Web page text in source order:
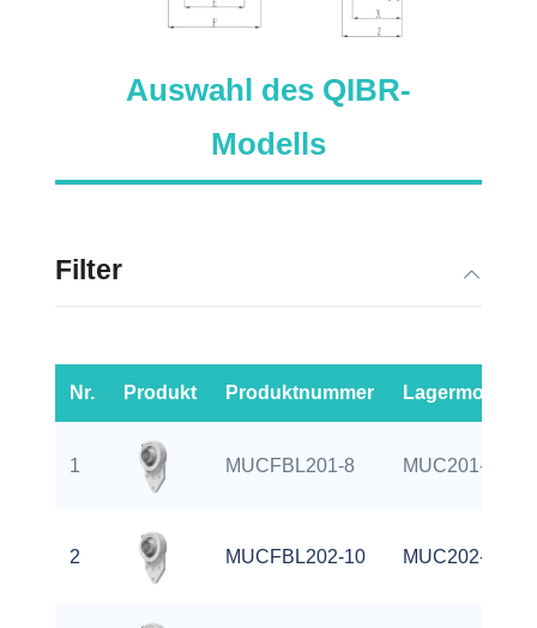
Auswahl des QIBR-
Modells
Filter
Nr. Produkt Produktnummer Lagermodell
1 MUCFBL201-8 MUC201-8
2 MUCFBL202-10 MUC202-10